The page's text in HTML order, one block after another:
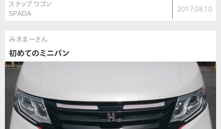
ステップ ワゴン
SPADA
2017.08.10
みきまーさん
初めてのミニバン